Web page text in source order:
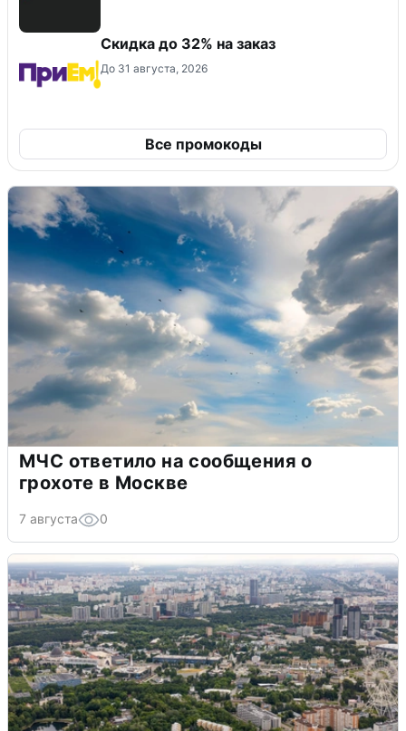
Скидка до 32% на заказ
До 31 августа, 2026
Все промокоды
МЧС ответило на сообщения о
грохоте в Москве
7 августа 0